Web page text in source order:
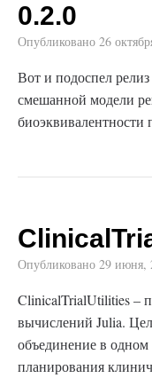
0.2.0
Опубликовано 26
Вот и подоспел
смешанной модели
Опубликовано 29 июня,
ClinicalTrialUtilities –
вычислений Julia.
объединение в одном
планирования